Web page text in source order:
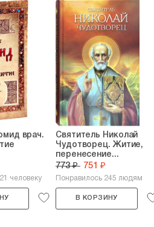
врач.
человеку
Святитель Николай
Чудотворец. Житие,
перенесение...
773 ₽ 751 ₽
Понравилось 245 людям
В КОРЗИНУ